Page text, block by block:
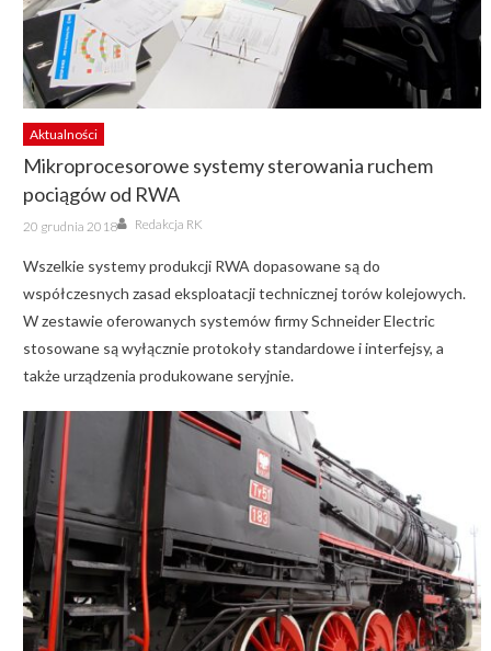
Aktualności
Mikroprocesorowe systemy sterowania ruchem
pociągów od RWA
Posted
on
20 grudnia 2018 Author
Redakcja RK
Wszelkie systemy produkcji RWA dopasowane są do
współczesnych zasad eksploatacji technicznej torów kolejowych.
W zestawie oferowanych systemów firmy Schneider Electric
stosowane są wyłącznie protokoły standardowe i interfejsy, a
także urządzenia produkowane seryjnie.